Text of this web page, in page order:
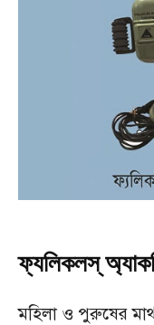
ফ্যলিকলস্
মহিলা ও পুরুষের